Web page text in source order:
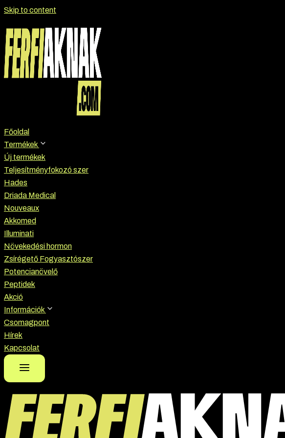
Skip to content
Főoldal
Termékek
Új termékek
Teljesítményfokozó szer
Hades
Driada Medical
Nouveaux
Akkomed
Illuminati
Növekedési hormon
Zsírégető Fogyasztószer
Potencianövelő
Peptidek
Akció
Információk
Csomagpont
Hírek
Kapcsolat